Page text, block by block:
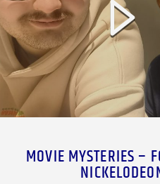
MOVIE MYSTERIES –